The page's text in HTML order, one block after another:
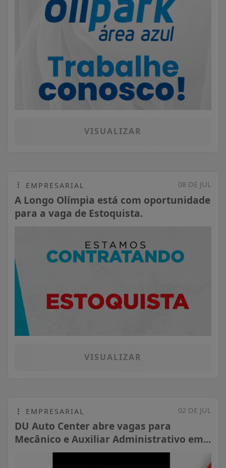
VISUALIZAR
08 DE JUL
EMPRESARIAL
A Longo Olímpia está com oportunidade
para a vaga de Estoquista.
VISUALIZAR
02 DE JUL
EMPRESARIAL
DU Auto Center abre vagas para
Mecânico e Auxiliar Administrativo em...